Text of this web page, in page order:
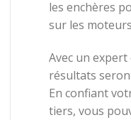
les enchères
sur les moteurs
Avec un expert
résultats
En confiant
tiers, vous